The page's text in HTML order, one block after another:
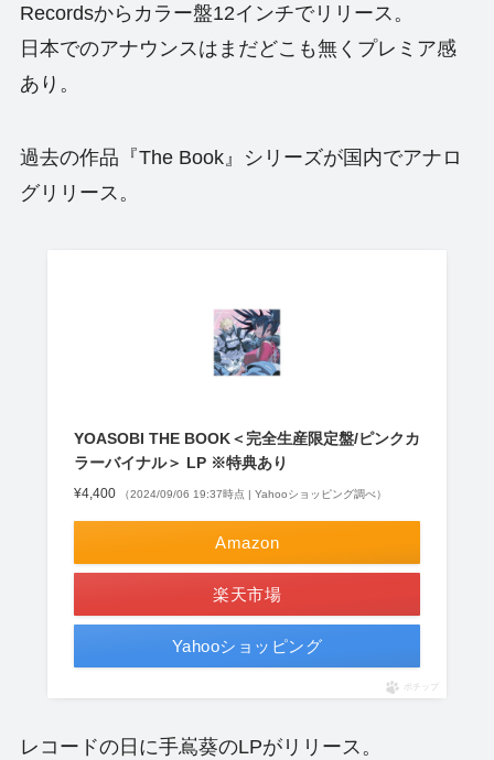
Recordsからカラー盤12インチでリリース。
日本でのアナウンスはまだどこも無くプレミア感
あり。
過去の作品『The Book』シリーズが国内でアナロ
グリリース。
YOASOBI THE BOOK＜完全生産限定盤/ピンクカ
ラーバイナル＞ LP ※特典あり
¥4,400 （2024/09/06 19:37時点 | Yahooショッピング調べ）
Amazon
楽天市場
Yahooショッピング
ポチップ
レコードの日に手嶌葵のLPがリリース。